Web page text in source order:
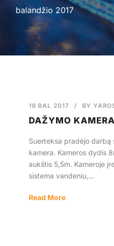
Lietuvos
balandžio 2017
19 BAL 2017 / BY
DAŽYMO KAMERA
Suerteksa pradėjo darbą
kamera. Kameros dydis
aukštis 5,5m. Kameroje
sistema vandeniu,...
Read More